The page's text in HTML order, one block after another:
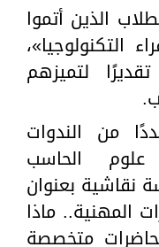
الذين أتموا
التكنولوجيا»،
لتميزهم
من الندوات
الحاسب
نقاشية بعنوان
المهنية.. ماذا
متخصصة